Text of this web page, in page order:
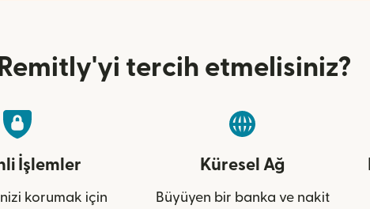
tercih etmelisiniz?
İşlemler
korumak için
Küresel Ağ
Büyüyen bir banka ve nakit